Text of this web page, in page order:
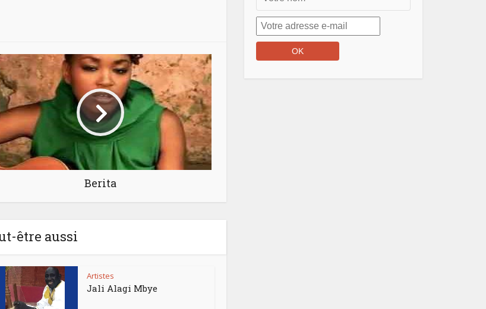
Berita
être aussi
Artistes
Jali Alagi Mbye